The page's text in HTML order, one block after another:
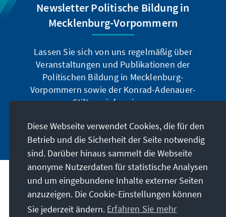
Newsletter Politische Bildung in
Mecklenburg-Vorpommern
Lassen Sie sich von uns regelmäßig über
Veranstaltungen und Publikationen der
Politischen Bildung in Mecklenburg-
Vorpommern sowie der Konrad-Adenauer-
Stiftung informieren.
Jetzt abonnieren
Anschrift
Kontakt
Diese Webseite verwendet Cookies, die für den
Betrieb und die Sicherheit der Seite notwendig
sind. Darüber hinaus sammelt die Webseite
anonyme Nutzerdaten für statistische Analysen
und um eingebundene Inhalte externer Seiten
anzuzeigen. Die Cookie-Einstellungen können
Sie jederzeit ändern. Erfahren Sie mehr